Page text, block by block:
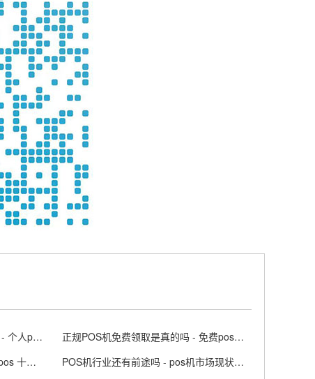
个人怎么办理正规的POS机业务 - 个人pos机申请步骤
正规POS机免费领取是真的吗 - 免费pos机套路
支付公司排名前十POS有哪些 - pos 十大支付品牌排行榜 POS机行业还有前途吗 - pos机市场现状及前景